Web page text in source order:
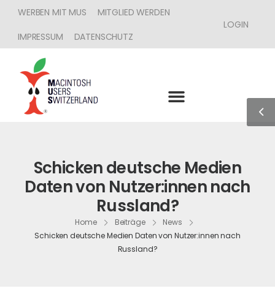
WERBEN MIT MUS
MITGLIED WERDEN
IMPRESSUM
DATENSCHUTZ
LOGIN
Schicken deutsche Medien
Daten von Nutzer:innen nach
Russland?
Home Beiträge
News
Schicken deutsche Medien Daten von Nutzer:innen nach
Russland?